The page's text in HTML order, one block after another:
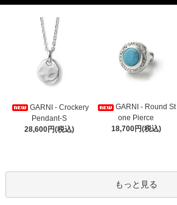
GARNI - Crockery
Pendant-S
28,600円(税込)
GARNI - Round St
one Pierce
18,700円(税込)
もっと見る